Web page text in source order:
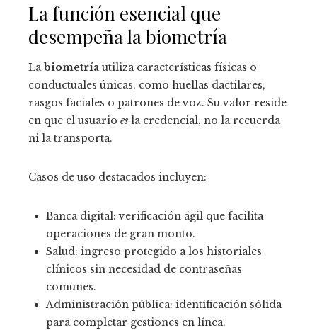
La función esencial que
desempeña la biometría
Labiometría utiliza características físicas o
conductuales únicas, como huellas dactilares,
rasgos faciales o patrones de voz. Su valor reside
en que el usuario es la credencial, no la recuerda
ni la transporta.
Casos de uso destacados incluyen:
Banca digital: verificación ágil que facilita
operaciones de gran monto.
Salud: ingreso protegido a los historiales
clínicos sin necesidad de contraseñas
comunes.
Administración pública: identificación sólida
para completar gestiones en línea.